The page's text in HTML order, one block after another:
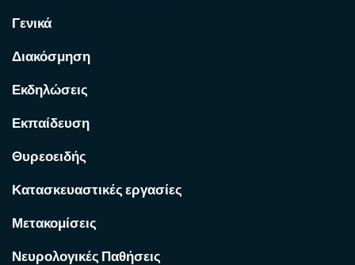
Γενικά
Διακόσμηση
Εκδηλώσεις
Εκπαίδευση
Θυρεοειδής
Κατασκευαστικές εργασίες
Μετακομίσεις
Νευρολογικές Παθήσεις